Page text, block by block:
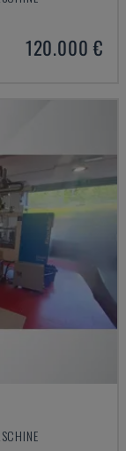
120.000 €